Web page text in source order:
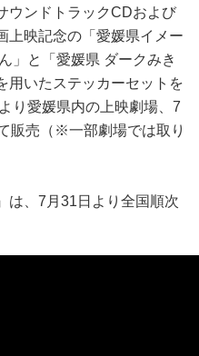
ウンドトラックCDおよび
上映記念の「愛媛県イメー
」と「愛媛県 ダークみき
用いたステッカーセットを
り愛媛県内の上映劇場、7
販売（※一部劇場では取り
、7月31日より全国順次